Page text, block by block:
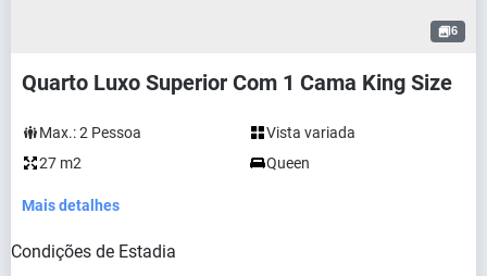
6
Quarto Luxo Superior Com 1 Cama King Size
Max.:2 Pessoa
Vista variada
27 m2
Queen
Mais detalhes
Condições de Estadia